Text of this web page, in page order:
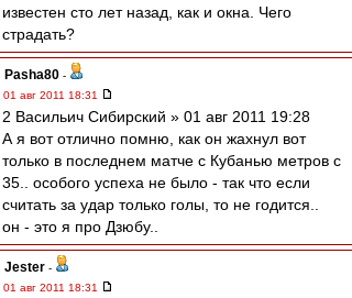
известен сто лет назад, как и окна. Чего
страдать?
Pasha80 -
01 авг 2011 18:31
2 Васильич Сибирский » 01 авг 2011 19:28
А я вот отлично помню, как он жахнул вот
только в последнем матче с Кубанью метров с
35.. особого успеха не было - так что если
считать за удар только голы, то не годится..
он - это я про Дзюбу..
Jester -
01 авг 2011 18:31